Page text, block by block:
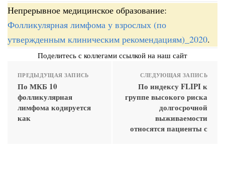
Непрерывное медицинское образование:
Фолликулярная лимфома у взрослых (по
утвержденным клиническим рекомендациям)_2020.
Поделитесь с коллегами ссылкой на наш сайт
ПРЕДЫДУЩАЯ ЗАПИСЬ
По МКБ 10
фолликулярная
лимфома кодируется
как
СЛЕДУЮЩАЯ ЗАПИСЬ
По индексу FLIPI к
группе высокого риска
долгосрочной
выживаемости
относятся пациенты с